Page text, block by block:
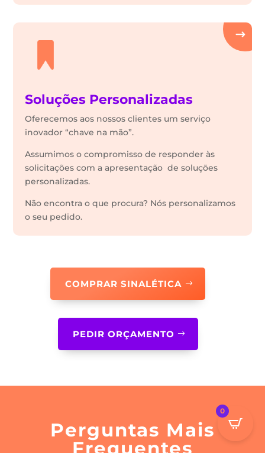
Soluções Personalizadas
Oferecemos aos nossos clientes um serviço
inovador “chave na mão”.
Assumimos o compromisso de responder às
solicitações com a apresentação de soluções
personalizadas.
Não encontra o que procura? Nós personalizamos
o seu pedido.
COMPRAR SINALÉTICA
PEDIR ORÇAMENTO
Perguntas Mais
Frequentes
0